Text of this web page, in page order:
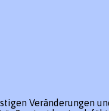
Veränderungen